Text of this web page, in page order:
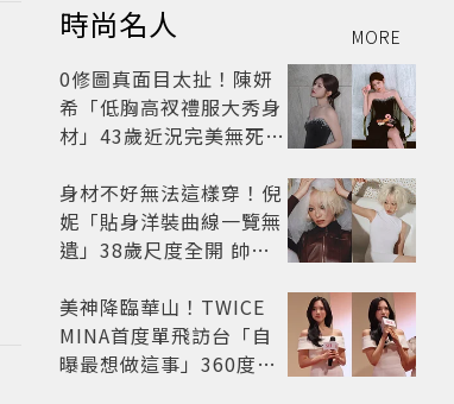
路
時尚名人 MORE
0修圖真面目太扯！陳妍
希「低胸高衩禮服大秀身
材」43歲近況完美無死角
身材不好無法這樣穿！倪
妮「貼身洋裝曲線一覽無
遺」38歲尺度全開 帥氣
美神降臨華山！TWICE
MINA首度單飛訪台「自
曝最想做這事」360度0